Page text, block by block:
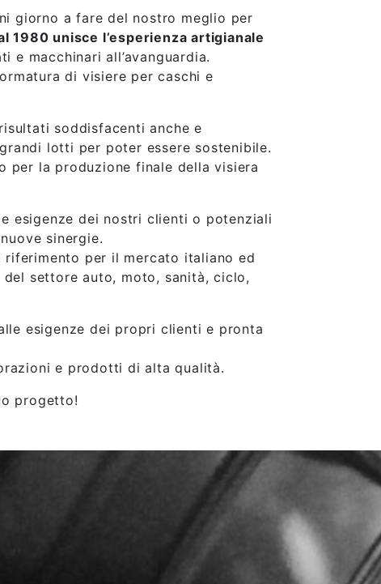
giorno a fare del nostro meglio per
1980 unisce l’esperienza artigianale
macchinari all’avanguardia.
di visiere per caschi e
soddisfacenti anche e
lotti per poter essere sostenibile.
per la produzione finale della visiera
esigenze dei nostri clienti o potenziali
sinergie.
riferimento per il mercato italiano ed
settore auto, moto, sanità, ciclo,
esigenze dei propri clienti e pronta
e prodotti di alta qualità.
progetto!